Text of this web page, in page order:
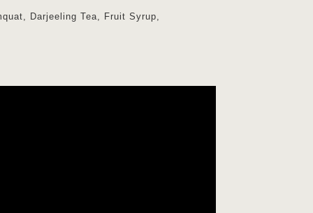
Darjeeling Tea, Fruit Syrup,